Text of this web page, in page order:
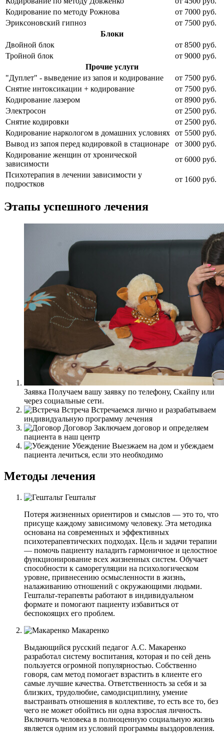
Кодирование по методу Рожнова
от 7000 руб.
Эриксоновский гипноз
от 7500 руб.
Блоки
Двойной блок
от 8500 руб.
Тройной блок
от 9000 руб.
Прочие услуги
"Дуплет" - выведение из запоя и кодирование
от 7500 руб.
Снятие интоксикации + кодирование
от 7500 руб.
Кодирование лазером
от 8900 руб.
Электросон
от 2500 руб.
Снятие кодировки
от 2500 руб.
Кодирование наркологом в домашних условиях от 5500 руб.
Вывод из запоя перед кодировкой в стационаре
от 3000 руб.
Кодирование женщин от хронической
зависимости
от 6000 руб.
Психотерапия в лечении зависимости у
подростков
от 1600 руб.
Этапы успешного лечения
Заявка Получаем вашу заявку по телефону, Скайпу или
через социальные сети.
Встреча Встречаемся лично и разрабатываем
индивидуальную программу лечения
Договор Заключаем договор и определяем
пациента в наш центр
Убеждение Выезжаем на дом и убеждаем
пациента лечиться, если это необходимо
Методы лечения
Гештальт
Потеря жизненных ориентиров и смыслов — это то, что
присуще каждому зависимому человеку. Эта методика
основана на современных и эффективных
психотерапевтических подходах. Цель и задачи терапии
— помочь пациенту наладить гармоничное и целостное
функционирование всех жизненных систем. Обучает
способности к саморегуляции на психологическом
уровне, привнесению осмысленности в жизнь,
налаживанию отношений с окружающими людьми.
Гештальт-терапевты работают в индивидуальном
формате и помогают пациенту избавиться от
беспокоящих его проблем.
Макаренко
Выдающийся русский педагог А.С. Макаренко
разработал систему воспитания, которая и по сей день
пользуется огромной популярностью. Собственно
говоря, сам метод помогает взрастить в клиенте его
самые лучшие качества. Ответственность за себя и за
близких, трудолюбие, самодисциплину, умение
выстраивать отношения в коллективе, то есть все то, без
чего не может обойтись ни одна взрослая личность.
Включить человека в полноценную социальную жизнь
является одним из условий программы выздоровления.